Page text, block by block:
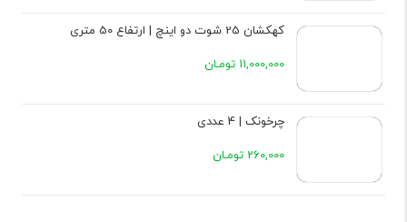
کهکشان 25 شوت دو اینچ | ارتفاع 50 متری
11,000,000 تومـان
چرخونک | 4 عددی
260,000 تومـان